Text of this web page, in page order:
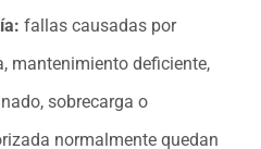
fallas causadas por
mantenimiento deficiente,
sobrecarga o
normalmente quedan